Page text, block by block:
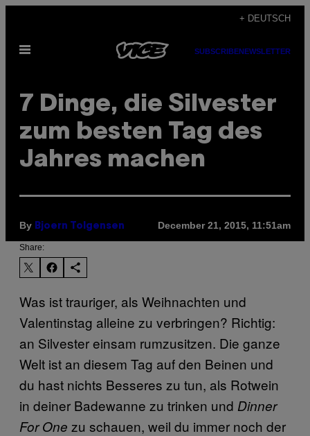
content
+ DEUTSCH
Open
SUBSCRIBENEWSLETTER
7 Dinge, die Silvester
zum besten Tag des
Jahres machen
By Bjoern Tolgensen December 21, 2015, 11:51am
Share:
Was ist trauriger, als Weihnachten und
Valentinstag alleine zu verbringen? Richtig:
an Silvester einsam rumzusitzen. Die ganze
Welt ist an diesem Tag auf den Beinen und
du hast nichts Besseres zu tun, als Rotwein
in deiner Badewanne zu trinken und Dinner
For One zu schauen, weil du immer noch der